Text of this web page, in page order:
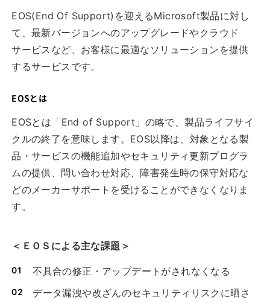
EOS(End Of Support)を迎えるMicrosoft製品に対し
て、最新バージョンへのアップグレードやクラウド
サービスなど、お客様に最適なソリューションを提供
するサービスです。
EOSとは
EOSとは「End of Support」の略で、製品ライフサイ
クルの終了を意味します。EOS以降は、対象となる製
品・サービスの機能追加やセキュリティ更新プログラ
ムの提供、問い合わせ対応、障害発生時の保守対応な
どのメーカーサポートを受けることができなくなりま
す。
＜ＥＯＳによる主な課題＞
不具合の修正・アップデートがされなくなる
データ漏洩や改ざんのセキュリティリスクに晒さ